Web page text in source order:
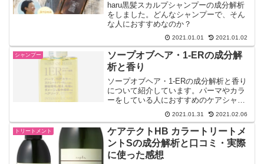
haru黒髪スカルプシャンプーの成分解析
をしました。どんなシャンプーで、そん
な人におすすめなのか？
2021.01.01 2021.01.02
シャンプー
ソープオブヘア・1-ERの成分解
析と香り
ソープオブヘア・1-ERの成分解析と香り
について紹介しています。パーマやカラ
ーをしている人におすすめのケアシャン
2021.01.31 2021.02.06
トリートメント
ケアテクトHB カラートリートメ
ントSの成分解析と口コミ・実際
に使った感想